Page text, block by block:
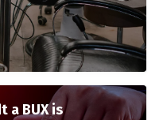
a BUX is